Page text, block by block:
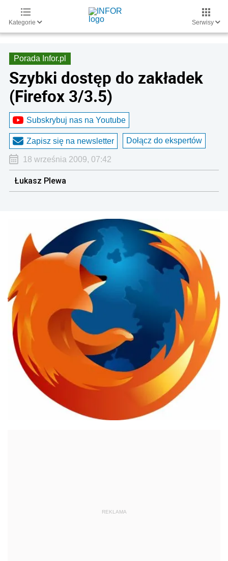
Kategorie Serwisy
Porada Infor.pl
Szybki dostęp do zakładek
(Firefox 3/3.5)
Subskrybuj nas na Youtube
Zapisz się na newsletter Dołącz do ekspertów
18 września 2009, 07:42
Łukasz Plewa